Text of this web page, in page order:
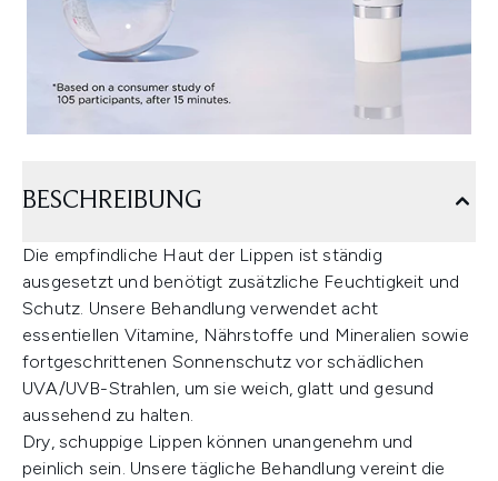
BESCHREIBUNG
Die empfindliche Haut der Lippen ist ständig
ausgesetzt und benötigt zusätzliche Feuchtigkeit und
Schutz. Unsere Behandlung verwendet acht
essentiellen Vitamine, Nährstoffe und Mineralien sowie
fortgeschrittenen Sonnenschutz vor schädlichen
UVA/UVB-Strahlen, um sie weich, glatt und gesund
aussehend zu halten.
Dry, schuppige Lippen können unangenehm und
peinlich sein. Unsere tägliche Behandlung vereint die